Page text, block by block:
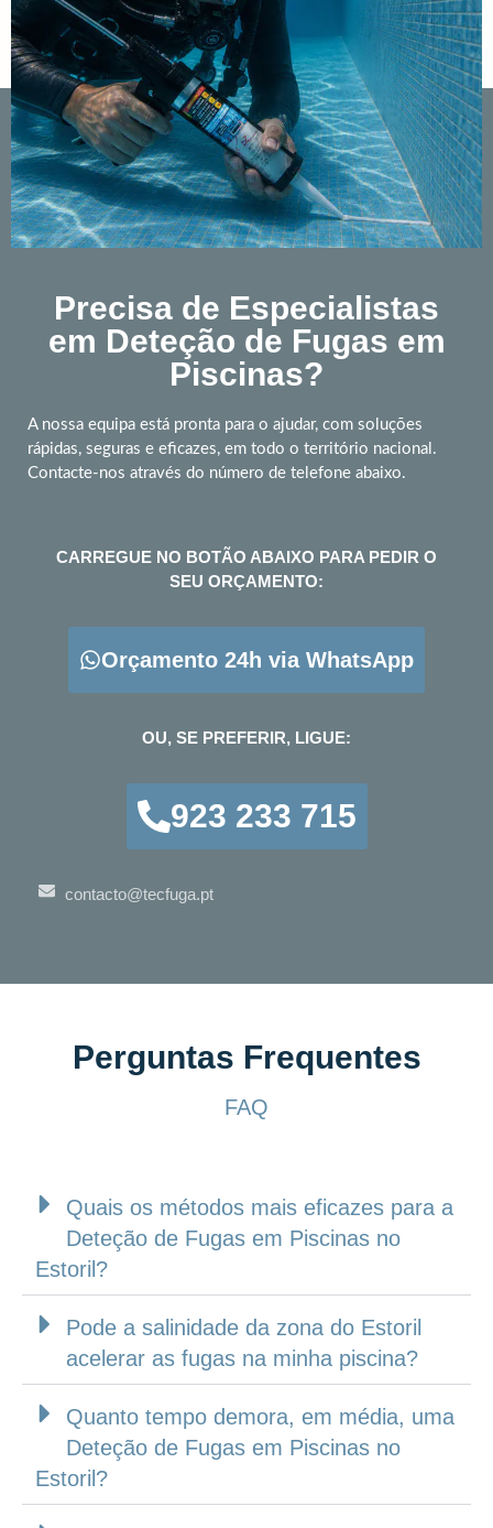
Precisa de Especialistas
em Deteção de Fugas em
Piscinas?
A nossa equipa está pronta para o ajudar, com soluções
rápidas, seguras e eficazes, em todo o território nacional.
Contacte-nos através do número de telefone abaixo.
CARREGUE NO BOTÃO ABAIXO PARA PEDIR O
SEU ORÇAMENTO:
Orçamento 24h via WhatsApp
OU, SE PREFERIR, LIGUE:
923 233 715
contacto@tecfuga.pt
Perguntas Frequentes
FAQ
Quais os métodos mais eficazes para a
Deteção de Fugas em Piscinas no
Estoril?
Pode a salinidade da zona do Estoril
acelerar as fugas na minha piscina?
Quanto tempo demora, em média, uma
Deteção de Fugas em Piscinas no
Estoril?